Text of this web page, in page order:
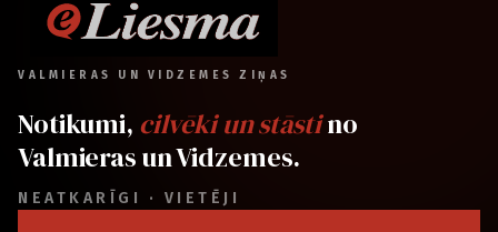
VALMIERAS UN VIDZEMES ZIŅAS
Notikumi, cilvēki un stāstino
Valmieras un Vidzemes.
NEATKARĪGI · VIETĒJI